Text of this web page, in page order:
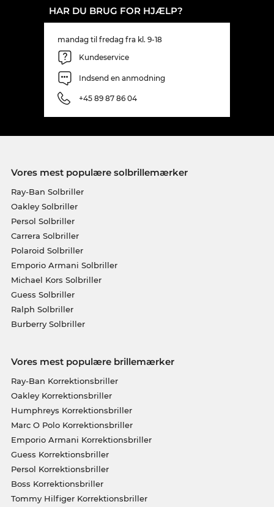
HAR DU BRUG FOR HJÆLP?
mandag til fredag fra kl. 9-18
Kundeservice
Indsend en anmodning
+45 89 87 86 04
Vores mest populære solbrillemærker
Ray-Ban Solbriller
Oakley Solbriller
Persol Solbriller
Carrera Solbriller
Polaroid Solbriller
Emporio Armani Solbriller
Michael Kors Solbriller
Guess Solbriller
Ralph Solbriller
Burberry Solbriller
Vores mest populære brillemærker
Ray-Ban Korrektionsbriller
Oakley Korrektionsbriller
Humphreys Korrektionsbriller
Marc O Polo Korrektionsbriller
Emporio Armani Korrektionsbriller
Guess Korrektionsbriller
Persol Korrektionsbriller
Boss Korrektionsbriller
Tommy Hilfiger Korrektionsbriller